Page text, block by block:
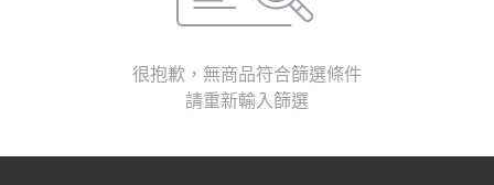
很抱歉，無商品符合篩選條件
請重新輸入篩選